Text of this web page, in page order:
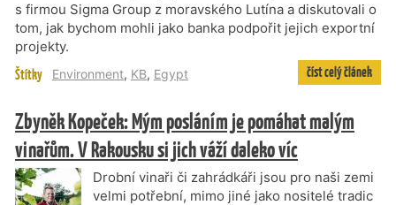
s firmou Sigma Group z moravského Lutína a diskutovali o
tom, jak bychom mohli jako banka podpořit jejich exportní
projekty.
Štítky Environment, KB, Egypt číst celý článek
Zbyněk Kopeček: Mým posláním je pomáhat malým
vinařům. V Rakousku si jich váží daleko víc
Drobní vinaři či zahrádkáři jsou pro naši zemi
velmi potřební, mimo jiné jako nositelé tradic